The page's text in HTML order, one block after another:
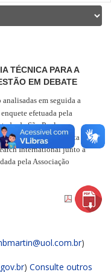
TÉCNICA PARA A
EM DEBATE
em seguida a
efetuada pela
de São Paulo
na agricultura paulista e os
International junto a
pela Associação
)
) Consulte outros